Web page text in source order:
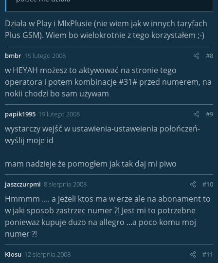
Działa w Play i MIxPlusie (nie wiem jak w innych taryfach
Plus GSM). Wiem bo wielokrotnie z tego korzystałem ;-)
bmbr 15 lutego 2008 #8
w HEYAH możesz to aktywować na stronie tego
operatora i potem kombinacje #31# przed numerem, na
nokii chodzi bo sam używam
papik1995 19 lutego 2008 #9
wystarczy wejść w ustawienia-ustaweienia połończeń-
wyślij moje id
mam nadzieje że pomogłem jak tak daj mi piwo
jaszczurpmi 8 sierpnia 2008 #10
Hmmmm .... a jeżeli ktos ma w erze ale na abonament to
w jaki sposob zastrzec numer ?! Jest mi to potrzebne
poniewaz kupuje duzo na allegro ...a poco komu moj
numer ?!
Klosu 12 sierpnia 2008 #11